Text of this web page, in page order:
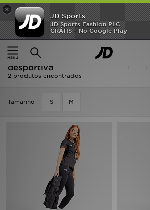
×
JD Sports
JD Sports Fashion PLC
GRÁTIS - No Google Play
Página principal
Mulher Roupa de Mulher
Mulher - Adidas Roupa
desportiva
2 produtos encontrados
Tamanho S M
INÍCIO
Promoções
NOVIDADES
DESPORTO
FUTEBOL JD